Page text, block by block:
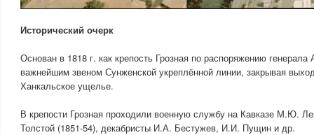
Исторический очерк
Основан в 1818 г. как крепость Грозная по распоряжению
важнейшим звеном Сунженской укреплённой линии, закрывая
Ханкальское ущелье.
В крепости Грозная проходили военную службу на Кавказе М.Ю.
Толстой (1851-54), декабристы И.А. Бестужев, И.И. Пущин и др.